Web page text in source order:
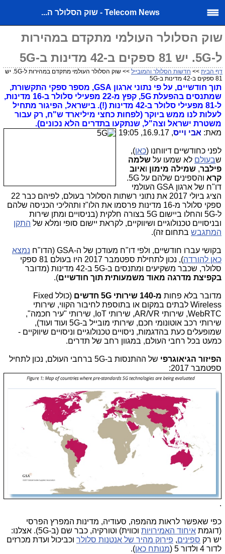
Telecom News - שוק הסלולר ה...
שוק הסלולר העולמי מתקדם במהירות
ל-5G. יש 81 ספקים ב-42 מדינות ב-5G
דף הבית >> חדשות הסלולר והמובייל
>> שוק הסלולר העולמי מתקדם במהירות ל-5G. יש
81 ספקים ב-42 מדינות ב-5G
תוך חודשיים, על פי נתוני ארגון GSA, מספר ספקי התקשורת,
שמתנסים בהפעלת 5G, קפץ מ-22 מפעילי סלולר ב-16 מדינות,
ל-81 מפעילי סלולר ב-42 מדינות (!). בישראל, הפיגור מתחיל
לעלות לנו ממש ביוקר (לפחות כחצי מיליארד ש"ח, רק עבור
משטרת ישראל וצה"ל, שנתקעו בתדרים הלא נכונים).
מאת: אבי וייס, 16.9.17, 19:05
לפני כחודשיים דיווחנו (כאן),
שבעולם לא שמעו על שלמה
פילבר, שמילה מימון ואיוב
קרא
והספינים שלהם על 5G.
דו"ח של ארגון GSA העולמי
הציג ביולי 2017 את נתוני רשתות הסלולר בעולם, לפיהם כבר 22
ספקי סלולר מ-16 מדינות פרסמו את הלו"ז ותהליכי הכניסה שלהם
ל-5G והחלו ביישום 5G בצורה חלקית (בניסויים ומתן שירות
ובניסויים טכנולוגיים ושיווקיים, לקראת יישום סופי ומלא של התקן
המתגבש בתחום זה).
בקושי עברו חודשיים, ולפי דו"ח מעודכן של ה-GSA (הדו"ח
נמצא
כאן להורדה
), נכון לתחילת ספטמבר 2017 היו בעולם 81 ספקי
סלולר, שכבר משקיעים ומתנסים ב-5G ב-42 מדינות (מדובר
בקפיצת מדרגה מאוד משמעותית תוך חודשיים).
מדובר בלא פחות מ-140 שירותי 5G חדשים
(כולל Fixed
Wireless לבתים במקום או בתוספת לחיבור הקווי, שירותי
WebRTC, שירותי AR/VR, שירותי IoT, שירותי "עיר חכמה",
שירותי רכב אוטונומי חכם, שירותי מובייל ב-5G ועוד ועוד),
שמופעלים כעת בהדגמות, ניסויים טכנולוגיים וניסויים שיווקיים -
כמעט בכל רחבי העולם, במגוון רחב של תדרים.
הפיזור הגיאוגרפי
של ההתנסות ב-5G ברחבי העולם, נכון לתחיל
ספטמבר 2017:
.
כפי שאפשר לראות מהמפה, סעודיה, מדינות המפרץ הפרסי
(דוגמת איחוד האמירויות
וכווית) וטורקיה, כבר שם (ב-5G). אצלנו:
יש רק ספינים, פירוק מהיר של אנטנות סלולר וכביכול ועדת מכרזים
לדור 4 ולדור 5 (
מנותח כאן).